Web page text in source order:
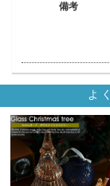
備考
よ